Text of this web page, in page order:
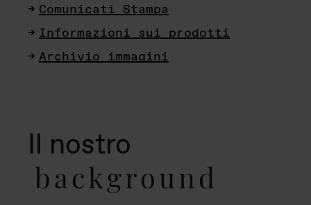
Comunicati Stampa
Informazioni sui prodotti
Archivio immagini
Il nostro
background